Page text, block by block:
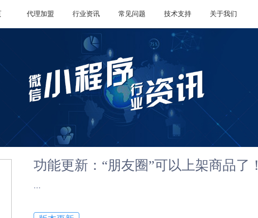
代理加盟 行业资讯 常见问题 技术支持 关于我们
功能更新：“朋友圈”可以上架商品了！
​...